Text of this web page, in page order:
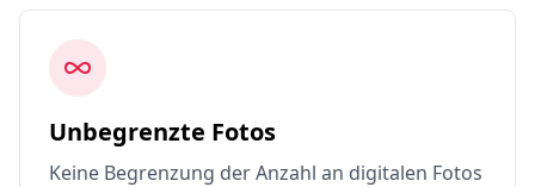
Unbegrenzte Fotos
Keine Begrenzung der Anzahl an digitalen Fotos